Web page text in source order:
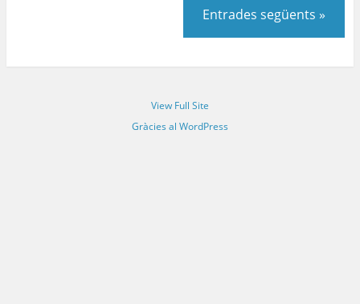
Entrades següents »
View Full Site
Gràcies al WordPress